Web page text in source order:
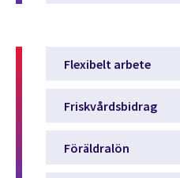
Flexibelt arbete
Friskvårdsbidrag
Föräldralön